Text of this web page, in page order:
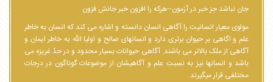
جان نباشد جز خبر در آزمون--هرکه را افزون خبر جانش فزون
مولوی معیار انسانیت را آگاهی انسان دانسته و اشاره می کند که انسان به خاطر
علم و اگاهی بر حیوان برتری دارد و انسانهای صالح و اولیا الله به خاطر ایمان و
آگاهی از ملک بالاتر می باشند. آگاهی حیوانات بسیار محدود و در حدّ غریزه می
باشد و انسانها نیز به نسبت علم و آگاهیشان از موضوعات گوناگون در درجات
مختلفی قرار میگیرند.